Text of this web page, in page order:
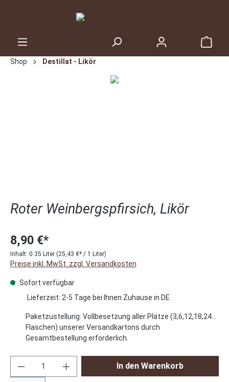
Shop Destillat - Likör
Roter Weinbergspfirsich, Likör
8,90 €*
Inhalt: 0.35 Liter (25,43 €* / 1 Liter)
Preise inkl. MwSt. zzgl. Versandkosten
Sofort verfügbar
Lieferzeit: 2-5 Tage bei Ihnen Zuhause in DE
Paketzustellung: Vollbesetzung aller Plätze (3,6,12,18,24…
Flaschen) unserer Versandkartons durch
Gesamtbestellung erforderlich.
Produkt Anzahl: Gib den gewünschten
In den Warenkorb